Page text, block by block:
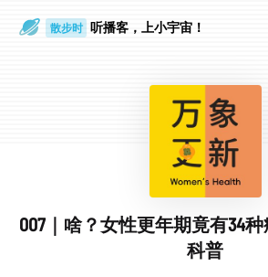
散步时 听播客，上小宇宙！
007｜啥？女性更年期竟有34
科普